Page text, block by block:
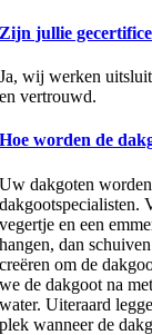
Zijn jullie
Ja, wij werken
en vertrouwd.
Hoe worden de
Uw dakgoten
dakgootspecialisten.
vegertje en een
hangen, dan
creëren om de
we de dakgoot na
water. Uiteraard
plek wanneer de